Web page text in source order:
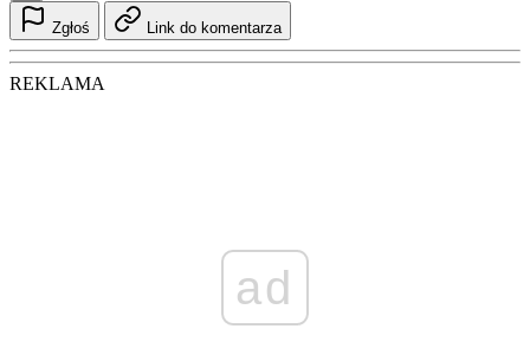
Zgłoś Link do komentarza
REKLAMA
ad